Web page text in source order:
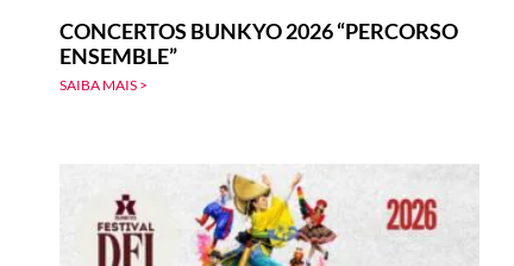
CONCERTOS BUNKYO 2026 “PERCORSO
ENSEMBLE”
SAIBA MAIS >